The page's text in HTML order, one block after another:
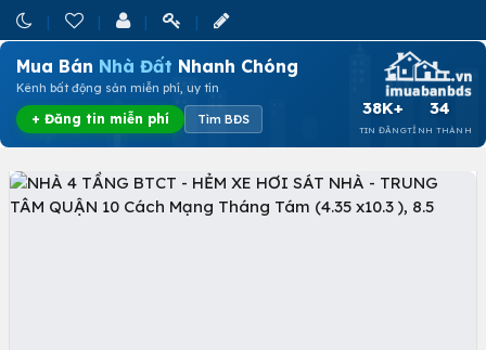
Mua Bán Nhà Đất Nhanh Chóng
Kênh bất động sản miễn phí, uy tín
+ Đăng tin miễn phí Tìm BĐS
38K+
TIN ĐĂNG
34
TỈNH THÀNH